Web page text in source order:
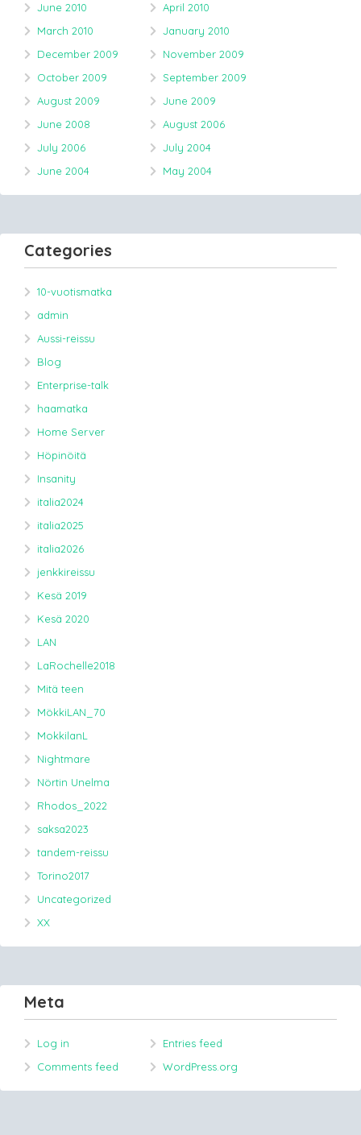
June 2010
April 2010
March 2010
January 2010
December 2009
November 2009
October 2009
September 2009
August 2009
June 2009
June 2008
August 2006
July 2006
July 2004
June 2004
May 2004
Categories
10-vuotismatka
admin
Aussi-reissu
Blog
Enterprise-talk
haamatka
Home Server
Höpinöitä
Insanity
italia2024
italia2025
italia2026
jenkkireissu
Kesä 2019
Kesä 2020
LAN
LaRochelle2018
Mitä teen
MökkiLAN_70
MokkilanL
Nightmare
Nörtin Unelma
Rhodos_2022
saksa2023
tandem-reissu
Torino2017
Uncategorized
XX
Meta
Log in
Entries feed
Comments feed
WordPress.org